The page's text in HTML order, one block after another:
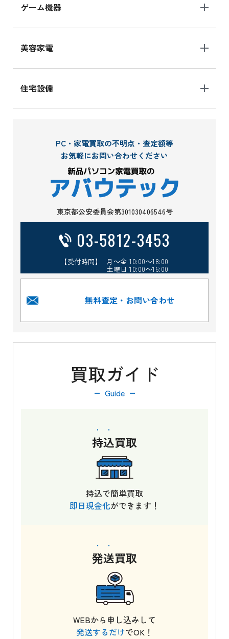
ゲーム機器
美容家電
住宅設備
PC・家電買取の不明点・査定額等
お気軽にお問い合わせください
東京都公安委員会第301030406546号
03-5812-3453
【受付時間】 月～金 10:00～18:00
土曜日 10:00～16:00
無料査定・お問い合わせ
買取ガイド
Guide
持込買取
持込で簡単買取
即日現金化ができます！
発送買取
WEBから申し込みして
発送するだけでOK！